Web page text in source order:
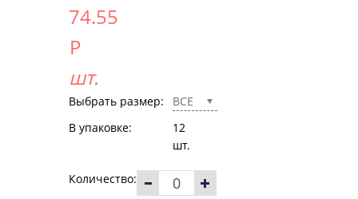
74.55
Р
шт.
Выбрать размер:
ВСЕ
В упаковке:
12
шт.
Количество: